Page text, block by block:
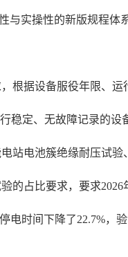
与实操性的新版规程体系
根据设备服役年限、
稳定、无故障记录的设
站电池簇绝缘耐压试
的占比要求，要求
时间下降了22.7%，验